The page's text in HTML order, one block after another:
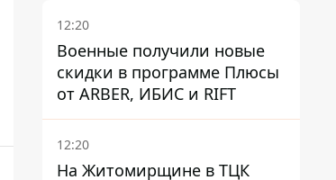
12:20
Военные получили новые
скидки в программе Плюсы
от ARBER, ИБИС и RIFT
12:20
На Житомирщине в ТЦК